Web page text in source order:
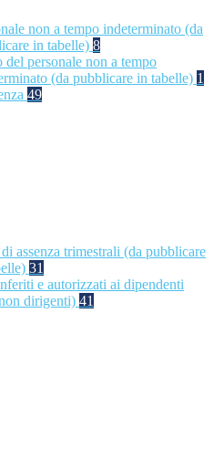
non a tempo indeterminato (da
in tabelle) 8
del personale non a tempo
(da pubblicare in tabelle) 1
49
assenza trimestrali (da pubblicare
31
e autorizzati ai dipendenti
dirigenti) 41